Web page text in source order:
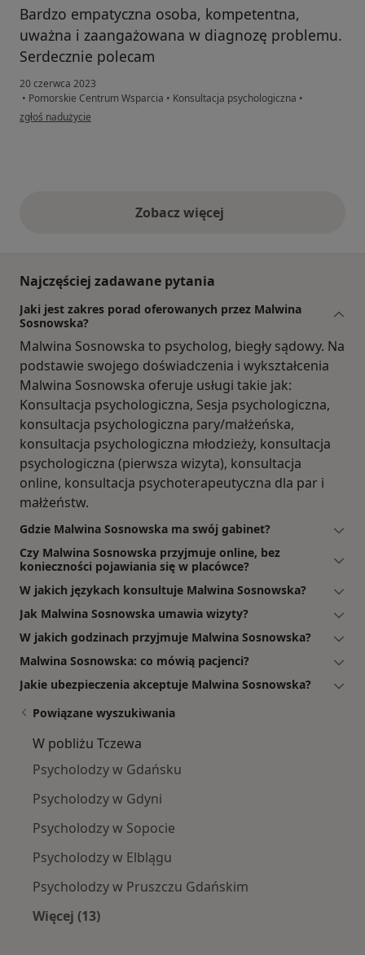
Bardzo empatyczna osoba, kompetentna,
uważna i zaangażowana w diagnozę problemu.
Serdecznie polecam
20 czerwca 2023
• Pomorskie Centrum Wsparcia • Konsultacja psychologiczna •
w opinii użytkownika Małgorzata
zgłoś nadużycie
Zobacz więcejopinie powyżej
Najczęściej zadawane pytania
Jaki jest zakres porad oferowanych przez Malwina
Sosnowska?
Malwina Sosnowska to psycholog, biegły sądowy. Na
podstawie swojego doświadczenia i wykształcenia
Malwina Sosnowska oferuje usługi takie jak:
Konsultacja psychologiczna, Sesja psychologiczna,
konsultacja psychologiczna pary/małżeńska,
konsultacja psychologiczna młodzieży, konsultacja
psychologiczna (pierwsza wizyta), konsultacja
online, konsultacja psychoterapeutyczna dla par i
małżeństw.
Gdzie Malwina Sosnowska ma swój gabinet?
Czy Malwina Sosnowska przyjmuje online, bez
konieczności pojawiania się w placówce?
W jakich językach konsultuje Malwina Sosnowska?
Jak Malwina Sosnowska umawia wizyty?
W jakich godzinach przyjmuje Malwina Sosnowska?
Malwina Sosnowska: co mówią pacjenci?
Jakie ubezpieczenia akceptuje Malwina Sosnowska?
Powiązane wyszukiwania
W pobliżu Tczewa
Psycholodzy w Gdańsku
Psycholodzy w Gdyni
Psycholodzy w Sopocie
Psycholodzy w Elblągu
Psycholodzy w Pruszczu Gdańskim
Więcej (13)